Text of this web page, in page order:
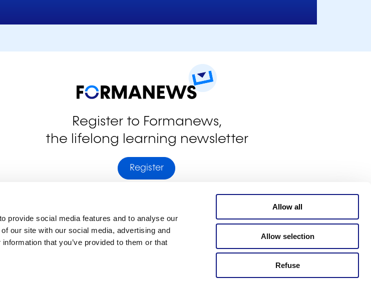
provide social media features and to analyse our
our site with our social media, advertising and
that you’ve provided to them or that
Allow all
Allow selection
Refuse
Register to Formanews,
the lifelong learning newsletter
Register
Legal notice
Cookies management